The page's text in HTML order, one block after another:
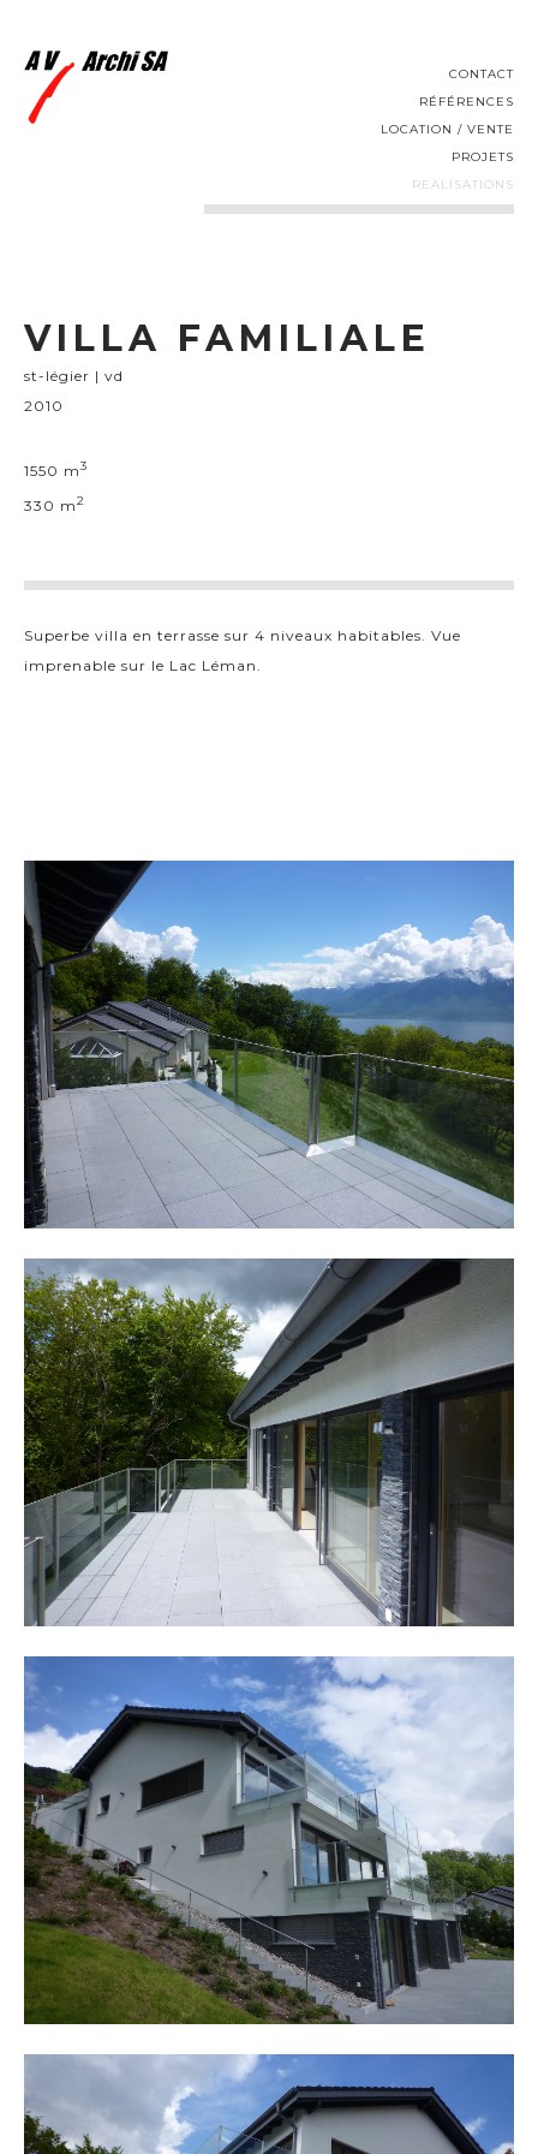
CONTACT
RÉFÉRENCES
LOCATION / VENTE
PROJETS
REALISATIONS
VILLA FAMILIALE
st-légier | vd
2010
1550 m3
330 m2
Superbe villa en terrasse sur 4 niveaux habitables. Vue
imprenable sur le Lac Léman.